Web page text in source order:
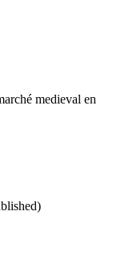
medieval en